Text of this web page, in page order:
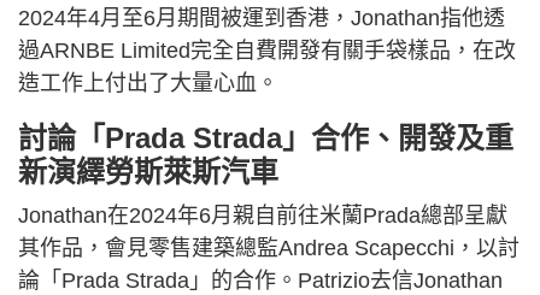
2024年4月至6月期間被運到香港，Jonathan指他透
過ARNBE Limited完全自費開發有關手袋樣品，在改
造工作上付出了大量心血。
討論「Prada Strada」合作、開發及重
新演繹勞斯萊斯汽車
Jonathan在2024年6月親自前往米蘭Prada總部呈獻
其作品，會見零售建築總監Andrea Scapecchi，以討
論「Prada Strada」的合作。Patrizio去信Jonathan